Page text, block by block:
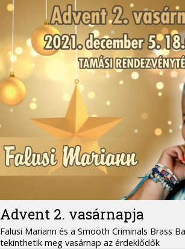
Advent 2. vasárnapja
Falusi Mariann és a Smooth Criminals Brass
tekinthetik meg vasárnap az érdeklődők